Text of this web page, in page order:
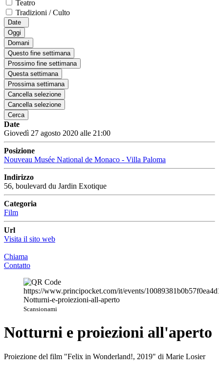
Teatro
Tradizioni / Culto
Date
Oggi
Domani
Questo fine settimana
Prossimo fine settimana
Questa settimana
Prossima settimana
Cancella selezione
Cancella selezione
Cerca
Date
Giovedì 27 agosto 2020 alle 21:00
Posizione
Nouveau Musée National de Monaco - Villa Paloma
Indirizzo
56, boulevard du Jardin Exotique
Categoria
Film
Url
Visita il sito web
Chiama
Contatto
Scansionami
Notturni e proiezioni all'aperto
Proiezione del film "Felix in Wonderland!, 2019" di Marie Losier